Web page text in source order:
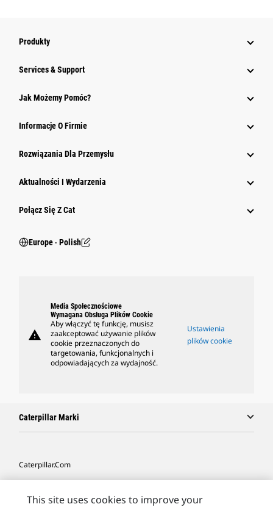
Produkty
Services & Support
Jak Możemy Pomóc?
Informacje O Firmie
Rozwiązania Dla Przemysłu
Aktualności I Wydarzenia
Połącz Się Z Cat
Europe ‧ Polish
warning
Media Społecznościowe
Wymagana Obsługa Plików Cookie
Aby włączyć tę funkcję, musisz
zaakceptować używanie plików
cookie przeznaczonych do
targetowania, funkcjonalnych i
odpowiadających za wydajność.
Ustawienia
plików cookie
Caterpillar Marki
Caterpillar.com
Caterpillar Kontakt
This site uses cookies to improve your